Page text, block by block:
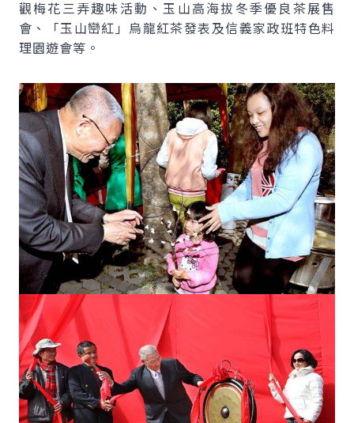
觀梅花三弄趣味活動、玉山高海拔冬季優良茶展售
會、「玉山巒紅」烏龍紅茶發表及信義家政班特色料
理園遊會等。